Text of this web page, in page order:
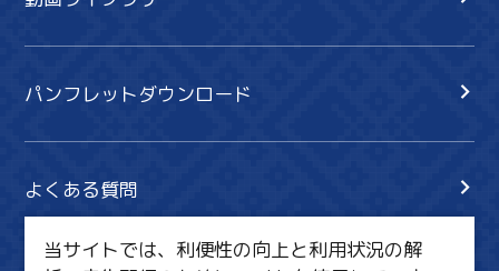
パンフレットダウンロード
よくある質問
当サイトでは、利便性の向上と利用状況の解